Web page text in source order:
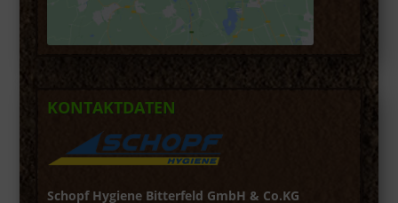
KONTAKTDATEN
Schopf Hygiene Bitterfeld GmbH & Co.KG